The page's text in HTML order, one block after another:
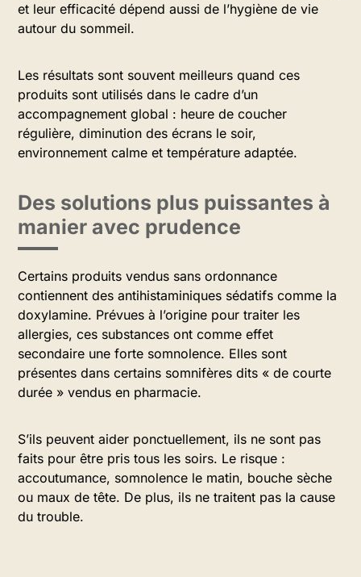
et leur efficacité dépend aussi de l’hygiène de vie
autour du sommeil.
Les résultats sont souvent meilleurs quand ces
produits sont utilisés dans le cadre d’un
accompagnement global : heure de coucher
régulière, diminution des écrans le soir,
environnement calme et température adaptée.
Des solutions plus puissantes à
manier avec prudence
Certains produits vendus sans ordonnance
contiennent des antihistaminiques sédatifs comme la
doxylamine. Prévues à l’origine pour traiter les
allergies, ces substances ont comme effet
secondaire une forte somnolence. Elles sont
présentes dans certains somnifères dits « de courte
durée » vendus en pharmacie.
S’ils peuvent aider ponctuellement, ils ne sont pas
faits pour être pris tous les soirs. Le risque :
accoutumance, somnolence le matin, bouche sèche
ou maux de tête. De plus, ils ne traitent pas la cause
du trouble.